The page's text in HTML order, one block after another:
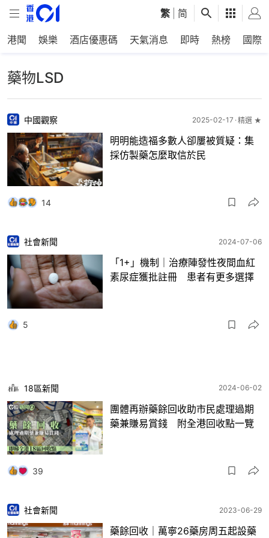
繁 简
港聞 娛樂 酒店優惠碼 天氣消息 即時 熱榜 國際
藥物LSD
中國觀察 2025-02-17 精選 ★
明明能造福多數人卻屢被質疑：集
採仿製藥怎麼取信於民
14
社會新聞 2024-07-06
「1+」機制｜治療陣發性夜間血紅
素尿症獲批註冊 患者有更多選擇
5
18區新聞 2024-06-02
團體再辦藥餘回收助市民處理過期
藥兼賺易賞錢 附全港回收點一覽
39
社會新聞 2023-06-29
藥餘回收｜萬寧26藥房周五起設藥